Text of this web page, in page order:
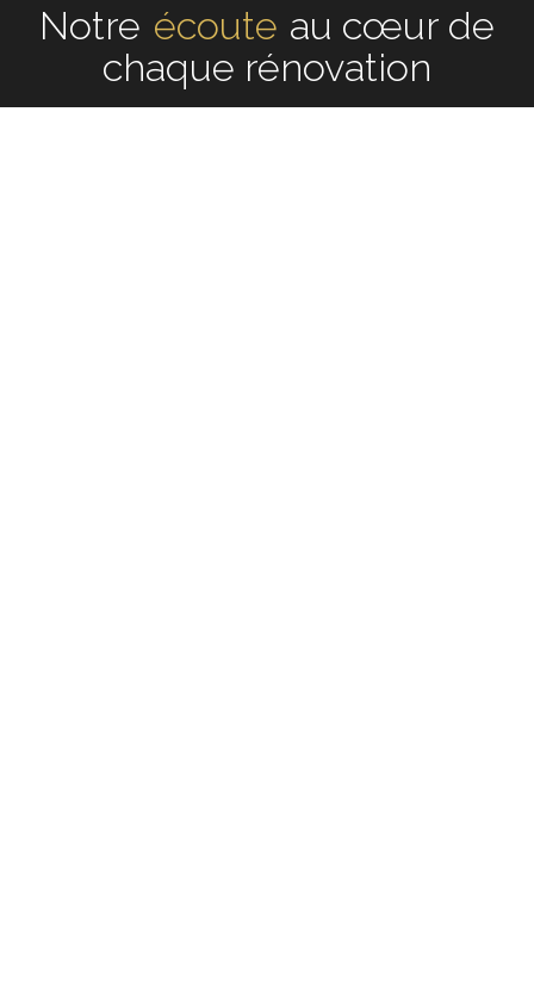
Notre écoute au cœur de
chaque rénovation